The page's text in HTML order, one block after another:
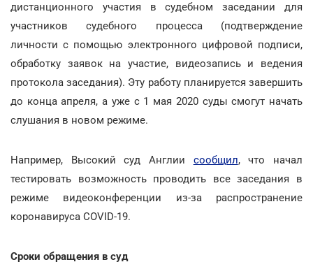
дистанционного участия в судебном заседании для
участников судебного процесса (подтверждение
личности с помощью электронного цифровой подписи,
обработку заявок на участие, видеозапись и ведения
протокола заседания). Эту работу планируется завершить
до конца апреля, а уже с 1 мая 2020 суды смогут начать
слушания в новом режиме.
Например, Высокий суд Англии сообщил, что начал
тестировать возможность проводить все заседания в
режиме видеоконференции из-за распространение
коронавируса COVID-19.
Сроки обращения в суд